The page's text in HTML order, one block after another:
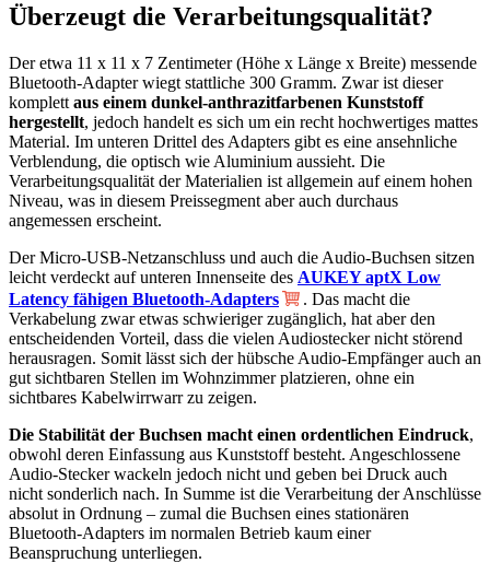
Überzeugt die Verarbeitungsqualität?
Der etwa 11 x 11 x 7 Zentimeter (Höhe x Länge x Breite) messende
Bluetooth-Adapter wiegt stattliche 300 Gramm. Zwar ist dieser
komplett aus einem dunkel-anthrazitfarbenen Kunststoff
hergestellt, jedoch handelt es sich um ein recht hochwertiges mattes
Material. Im unteren Drittel des Adapters gibt es eine ansehnliche
Verblendung, die optisch wie Aluminium aussieht. Die
Verarbeitungsqualität der Materialien ist allgemein auf einem hohen
Niveau, was in diesem Preissegment aber auch durchaus
angemessen erscheint.
Der Micro-USB-Netzanschluss und auch die Audio-Buchsen sitzen
leicht verdeckt auf unteren Innenseite des AUKEY aptX Low
Latency fähigen Bluetooth-Adapters
. Das macht die
Verkabelung zwar etwas schwieriger zugänglich, hat aber den
entscheidenden Vorteil, dass die vielen Audiostecker nicht störend
herausragen. Somit lässt sich der hübsche Audio-Empfänger auch an
gut sichtbaren Stellen im Wohnzimmer platzieren, ohne ein
sichtbares Kabelwirrwarr zu zeigen.
Die Stabilität der Buchsen macht einen ordentlichen Eindruck,
obwohl deren Einfassung aus Kunststoff besteht. Angeschlossene
Audio-Stecker wackeln jedoch nicht und geben bei Druck auch
nicht sonderlich nach. In Summe ist die Verarbeitung der Anschlüsse
absolut in Ordnung – zumal die Buchsen eines stationären
Bluetooth-Adapters im normalen Betrieb kaum einer
Beanspruchung unterliegen.